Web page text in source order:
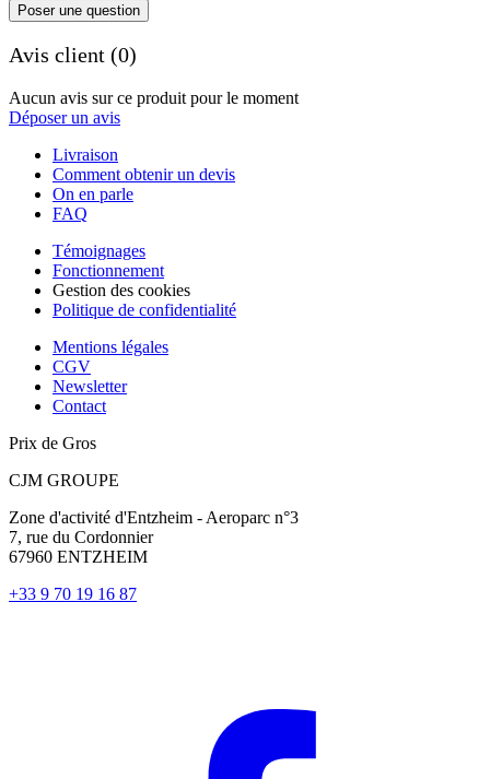
Poser une question
Avis client (0)
Aucun avis sur ce produit pour le moment
Déposer un avis
Livraison
Comment obtenir un devis
On en parle
FAQ
Témoignages
Fonctionnement
Gestion des cookies
Politique de confidentialité
Mentions légales
CGV
Newsletter
Contact
Prix de Gros
CJM GROUPE
Zone d'activité d'Entzheim - Aeroparc n°3
7, rue du Cordonnier
67960 ENTZHEIM
+33 9 70 19 16 87